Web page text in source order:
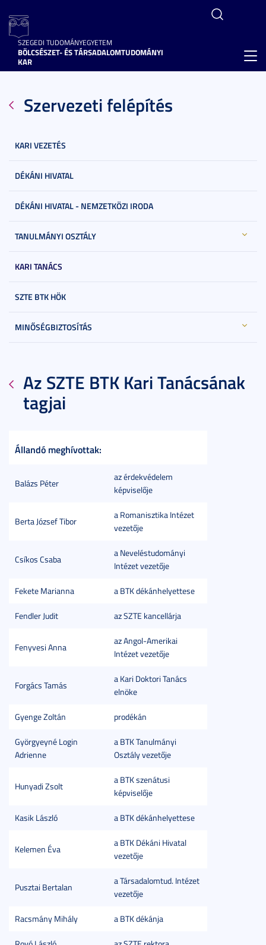
SZEGEDI TUDOMÁNYEGYETEM
BÖLCSÉSZET- ÉS TÁRSADALOMTUDOMÁNYI
KAR
Szervezeti felépítés
KARI VEZETÉS
DÉKÁNI HIVATAL
DÉKÁNI HIVATAL - NEMZETKÖZI IRODA
TANULMÁNYI OSZTÁLY
KARI TANÁCS
SZTE BTK HÖK
MINŐSÉGBIZTOSÍTÁS
Az SZTE BTK Kari Tanácsának
tagjai
Állandó meghívottak:
Balázs Péter
az érdekvédelem
képviselője
Berta József Tibor
a Romanisztika Intézet
vezetője
Csíkos Csaba
a Neveléstudományi
Intézet vezetője
Fekete Marianna a BTK dékánhelyettese
Fendler Judit az SZTE kancellárja
Fenyvesi Anna
az Angol-Amerikai
Intézet vezetője
Forgács Tamás
a Kari Doktori Tanács
elnöke
Gyenge Zoltán prodékán
Györgyeyné Login
Adrienne
a BTK Tanulmányi
Osztály vezetője
Hunyadi Zsolt
a BTK szenátusi
képviselője
Kasik László a BTK dékánhelyettese
Kelemen Éva
a BTK Dékáni Hivatal
vezetője
Pusztai Bertalan
a Társadalomtud. Intézet
vezetője
Racsmány Mihály a BTK dékánja